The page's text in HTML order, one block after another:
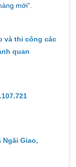
mới”.
và thi công các
quan
Giao,